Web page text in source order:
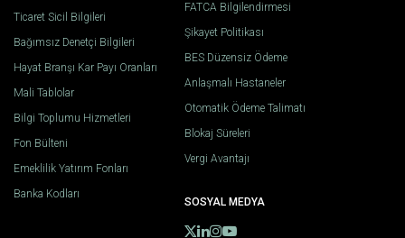
Ticaret Sicil Bilgileri
Bağımsız Denetçi Bilgileri
Hayat Branşı Kar Payı Oranları
Mali Tablolar
Bilgi Toplumu Hizmetleri
Fon Bülteni
Emeklilik Yatırım Fonları
Banka Kodları
FATCA Bilgilendirmesi
Şikayet Politikası
BES Düzensiz Ödeme
Anlaşmalı Hastaneler
Otomatik Ödeme Talimatı
Blokaj Süreleri
Vergi Avantajı
SOSYAL MEDYA